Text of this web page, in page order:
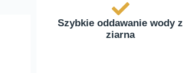
Szybkie oddawanie wody z
ziarna